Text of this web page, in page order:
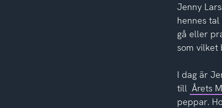
Jenny
hennes
gå eller
som vilket
I dag är
till Årets
peppar.